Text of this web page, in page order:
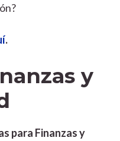
.
y
para Finanzas y